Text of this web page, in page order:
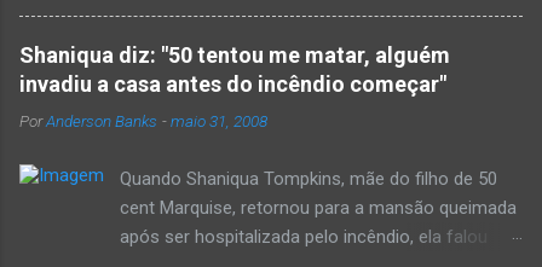
espécie de "ensaio-tributo" ao disco mais
importante do rap brasileiro, que completará 17
anos agora em 2008. Falo de "Holocausto
Urbano", do grupo paulistano Racionais MC's.
Como de costume, uma pequena digressão. É
que o brasileiro não tem memória. Fala-se
muito por aí que não cultuamos nossos
antepassados nem nossa rica história
Shaniqua diz: "50 tentou me matar, alguém
invadiu a casa antes do incêndio começar"
PorAnderson Banks -maio 31, 2008
Quando Shaniqua Tompkins, mãe do filho de 50
cent Marquise, retornou para a mansão queimada
após ser hospitalizada pelo incêndio, ela falou